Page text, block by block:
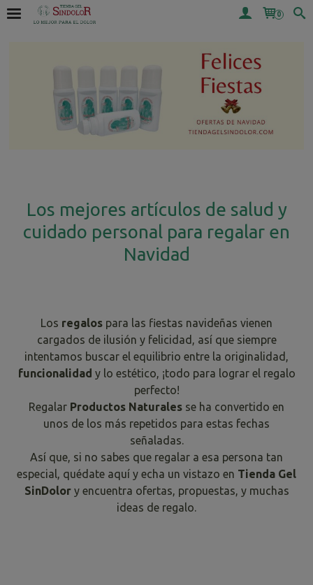
0
Los mejores artículos de salud y
cuidado personal para regalar en
Navidad
Los regalos para las fiestas navideñas vienen
cargados de ilusión y felicidad, así que siempre
intentamos buscar el equilibrio entre la originalidad,
funcionalidad y lo estético, ¡todo para lograr el regalo
perfecto!
Regalar Productos Naturales se ha convertido en
unos de los más repetidos para estas fechas
señaladas.
Así que, si no sabes que regalar a esa persona tan
especial, quédate aquí y echa un vistazo en Tienda Gel
SinDolor y encuentra ofertas, propuestas, y muchas
ideas de regalo.